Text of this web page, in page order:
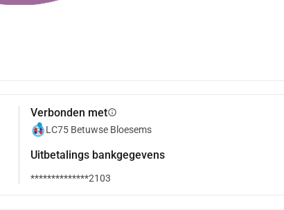
Verbonden metinfo
LC75 Betuwse Bloesems
Uitbetalings bankgegevens
**************2103